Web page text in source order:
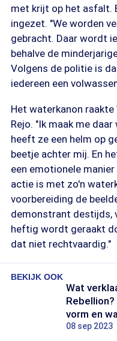
met krijt op het asfalt.
ingezet. "We worden
gebracht. Daar wordt
behalve de
Volgens de politie is
iedereen een
Het waterkanon
Rejo. "Ik maak me
heeft ze een helm op
beetje achter mij. En
een emotionele
actie is met zo'n
voorbereiding de
demonstrant destijds,
heftig wordt geraakt
dat niet rechtvaardig."
BEKIJK OOK
Wat
vorm en
08 sep 2023